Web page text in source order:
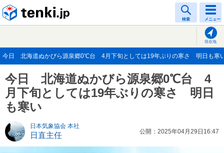
検索 メニュー
現在地
今日 北海道ぬかびら源泉郷0℃台 4月下旬としては19年ぶりの寒さ 明日も寒
今日 北海道ぬかびら源泉郷0℃台 4
月下旬としては19年ぶりの寒さ 明日
も寒い
日本気象協会 本社
日直主任 公開：2025年04月29日16:47